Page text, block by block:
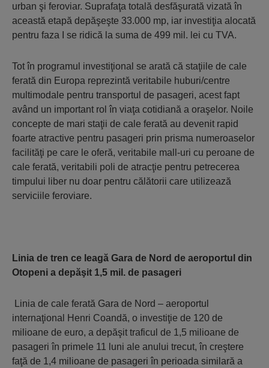
urban şi feroviar. Suprafaţa totală desfăşurată vizată în
această etapă depăşeşte 33.000 mp, iar investiţia alocată
pentru faza I se ridică la suma de 499 mil. lei cu TVA.
Tot în programul investiţional se arată că staţiile de cale
ferată din Europa reprezintă veritabile huburi/centre
multimodale pentru transportul de pasageri, acest fapt
având un important rol în viaţa cotidiană a oraşelor. Noile
concepte de mari staţii de cale ferată au devenit rapid
foarte atractive pentru pasageri prin prisma numeroaselor
facilităţi pe care le oferă, veritabile mall-uri cu peroane de
cale ferată, veritabili poli de atracţie pentru petrecerea
timpului liber nu doar pentru călătorii care utilizează
serviciile feroviare.
Linia de tren ce leagă Gara de Nord de aeroportul din
Otopeni a depăşit 1,5 mil. de pasageri
Linia de cale ferată Gara de Nord – aeroportul
internaţional Henri Coandă, o investiţie de 120 de
milioane de euro, a depăşit traficul de 1,5 milioane de
pasageri în primele 11 luni ale anului trecut, în creştere
faţă de 1,4 milioane de pasageri în perioada similară a